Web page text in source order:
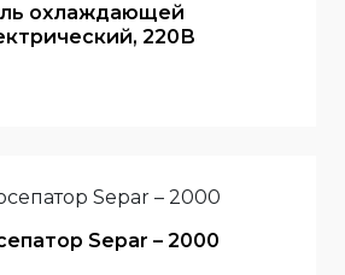
охлаждающей
220В
Separ – 2000